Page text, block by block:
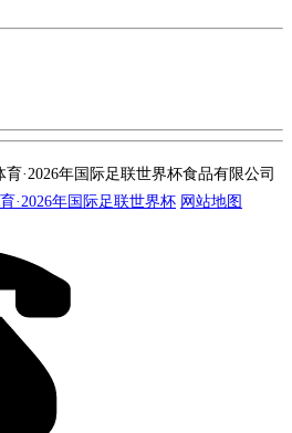
·2026年国际足联世界杯食品有限公司
·2026年国际足联世界杯 网站地图